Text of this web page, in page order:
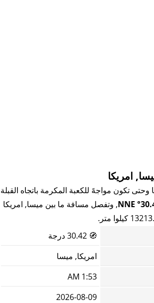
امريكا
تكون مواجهً للكعبة المكرمة باتجاه القبلة
30.42°
, وتفصل مسافة ما بين ميسا, امريكا
🧭
امريكا, ميسا
1:53 AM
2026-08-09